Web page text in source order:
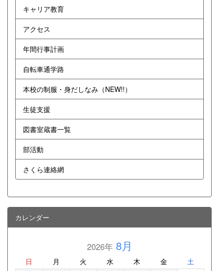
キャリア教育
アクセス
年間行事計画
自転車通学路
本校の制服・身だしなみ（NEW!!）
生徒支援
図書室蔵書一覧
部活動
さくら連絡網
カレンダー
2026年8月
日 月 火 水 木 金 土